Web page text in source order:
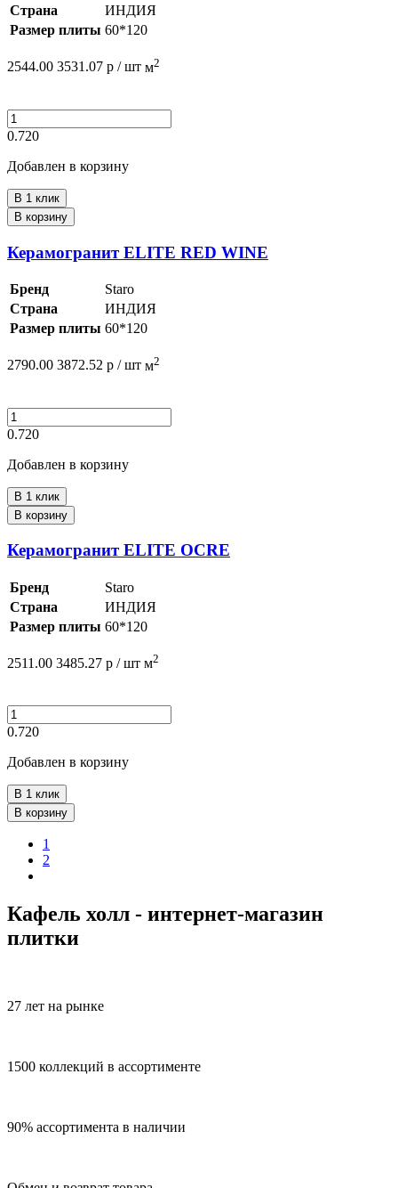
Страна
ИНДИЯ
Размер плиты 60*120
2544.00 3531.07 р / шт м2
0.720
Добавлен в корзину
В 1 клик
В корзину
Керамогранит ELITE RED WINE
Бренд
Staro
Страна
ИНДИЯ
Размер плиты 60*120
2790.00 3872.52 р / шт м2
0.720
Добавлен в корзину
В 1 клик
В корзину
Керамогранит ELITE OCRE
Бренд
Staro
Страна
ИНДИЯ
Размер плиты 60*120
2511.00 3485.27 р / шт м2
0.720
Добавлен в корзину
В 1 клик
В корзину
1
2
Кафель холл - интернет-магазин
плитки
27 лет на рынке
1500 коллекций в ассортименте
90% ассортимента в наличии